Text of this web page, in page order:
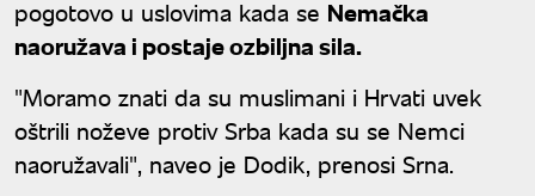
pogotovo u uslovima kada se Nemačka
naoružava i postaje ozbiljna sila.
"Moramo znati da su muslimani i Hrvati uvek
oštrili noževe protiv Srba kada su se Nemci
naoružavali", naveo je Dodik, prenosi Srna.